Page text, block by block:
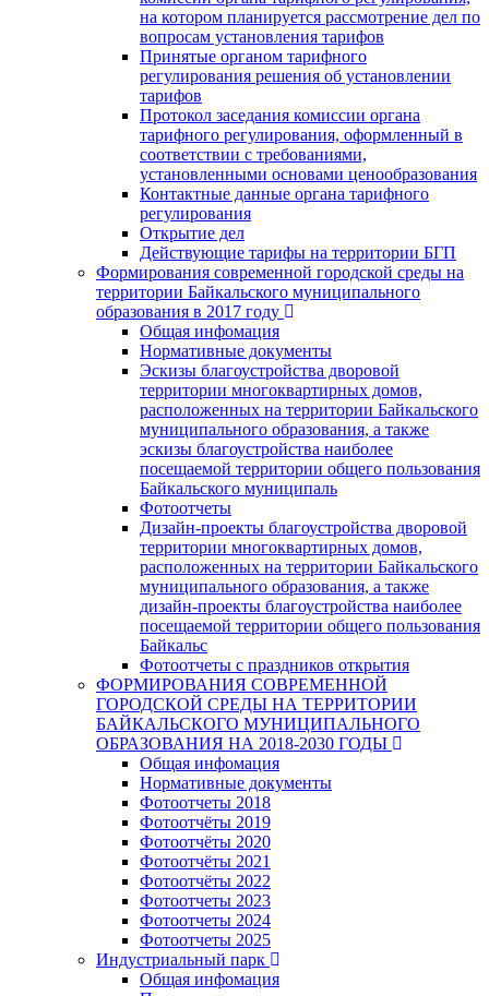
на котором планируется рассмотрение дел по
вопросам установления тарифов
Принятые органом тарифного
регулирования решения об установлении
тарифов
Протокол заседания комиссии органа
тарифного регулирования, оформленный в
соответствии с требованиями,
установленными основами ценообразования
Контактные данные органа тарифного
регулирования
Открытие дел
Действующие тарифы на территории БГП
Формирования современной городской среды на
территории Байкальского муниципального
образования в 2017 году
Общая инфомация
Нормативные документы
Эскизы благоустройства дворовой
территории многоквартирных домов,
расположенных на территории Байкальского
муниципального образования, а также
эскизы благоустройства наиболее
посещаемой территории общего пользования
Байкальского муниципаль
Фотоотчеты
Дизайн-проекты благоустройства дворовой
территории многоквартирных домов,
расположенных на территории Байкальского
муниципального образования, а также
дизайн-проекты благоустройства наиболее
посещаемой территории общего пользования
Байкальс
Фотоотчеты с праздников открытия
ФОРМИРОВАНИЯ СОВРЕМЕННОЙ
ГОРОДСКОЙ СРЕДЫ НА ТЕРРИТОРИИ
БАЙКАЛЬСКОГО МУНИЦИПАЛЬНОГО
ОБРАЗОВАНИЯ НА 2018-2030 ГОДЫ
Общая инфомация
Нормативные документы
Фотоотчеты 2018
Фотоотчёты 2019
Фотоотчёты 2020
Фотоотчёты 2021
Фотоотчёты 2022
Фотоотчеты 2023
Фотоотчеты 2024
Фотоотчеты 2025
Индустриальный парк
Общая инфомация